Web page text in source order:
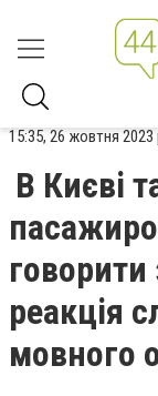
15:35, 26 жовтня 2023
В Києві
реакція
мовного